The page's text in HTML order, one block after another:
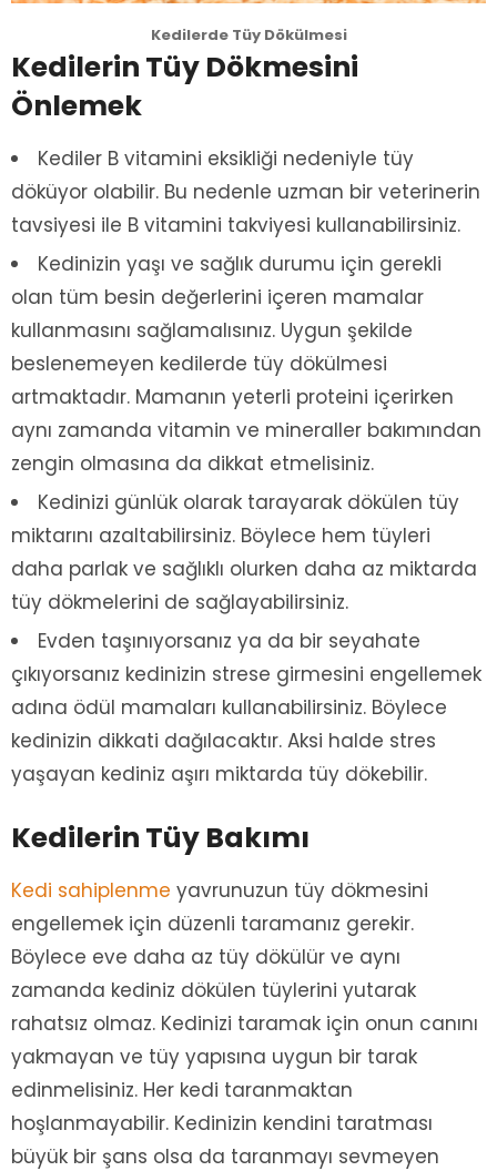
Kedilerde Tüy Dökülmesi
Kedilerin Tüy Dökmesini
Önlemek
Kediler B vitamini eksikliği nedeniyle tüy
döküyor olabilir. Bu nedenle uzman bir veterinerin
tavsiyesi ile B vitamini takviyesi kullanabilirsiniz.
Kedinizin yaşı ve sağlık durumu için gerekli
olan tüm besin değerlerini içeren mamalar
kullanmasını sağlamalısınız. Uygun şekilde
beslenemeyen kedilerde tüy dökülmesi
artmaktadır. Mamanın yeterli proteini içerirken
aynı zamanda vitamin ve mineraller bakımından
zengin olmasına da dikkat etmelisiniz.
Kedinizi günlük olarak tarayarak dökülen tüy
miktarını azaltabilirsiniz. Böylece hem tüyleri
daha parlak ve sağlıklı olurken daha az miktarda
tüy dökmelerini de sağlayabilirsiniz.
Evden taşınıyorsanız ya da bir seyahate
çıkıyorsanız kedinizin strese girmesini engellemek
adına ödül mamaları kullanabilirsiniz. Böylece
kedinizin dikkati dağılacaktır. Aksi halde stres
yaşayan kediniz aşırı miktarda tüy dökebilir.
Kedilerin Tüy Bakımı
Kedi sahiplenme yavrunuzun tüy dökmesini
engellemek için düzenli taramanız gerekir.
Böylece eve daha az tüy dökülür ve aynı
zamanda kediniz dökülen tüylerini yutarak
rahatsız olmaz. Kedinizi taramak için onun canını
yakmayan ve tüy yapısına uygun bir tarak
edinmelisiniz. Her kedi taranmaktan
hoşlanmayabilir. Kedinizin kendini taratması
büyük bir şans olsa da taranmayı sevmeyen